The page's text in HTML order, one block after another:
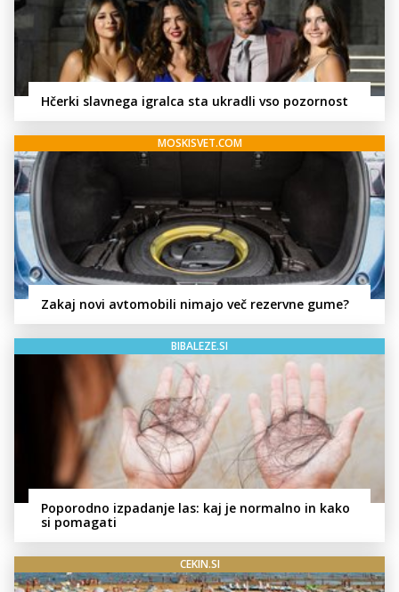
Hčerki slavnega igralca sta ukradli vso pozornost
MOSKISVET.COM
Zakaj novi avtomobili nimajo več rezervne gume?
BIBALEZE.SI
Poporodno izpadanje las: kaj je normalno in kako
si pomagati
CEKIN.SI